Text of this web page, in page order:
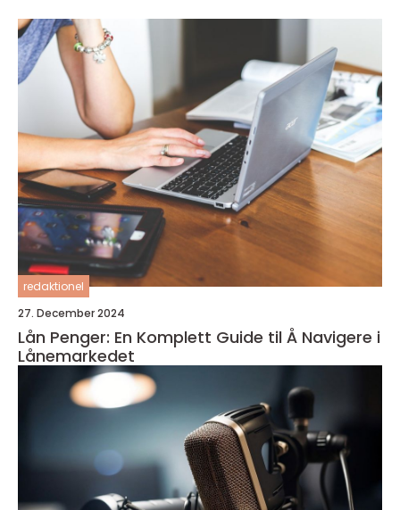
redaktionel
27. December 2024
Lån Penger: En Komplett Guide til Å Navigere i
Lånemarkedet